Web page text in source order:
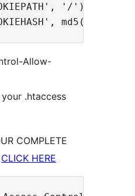
'/');
Allow-
.htaccess
COMPLETE
CLICK HERE